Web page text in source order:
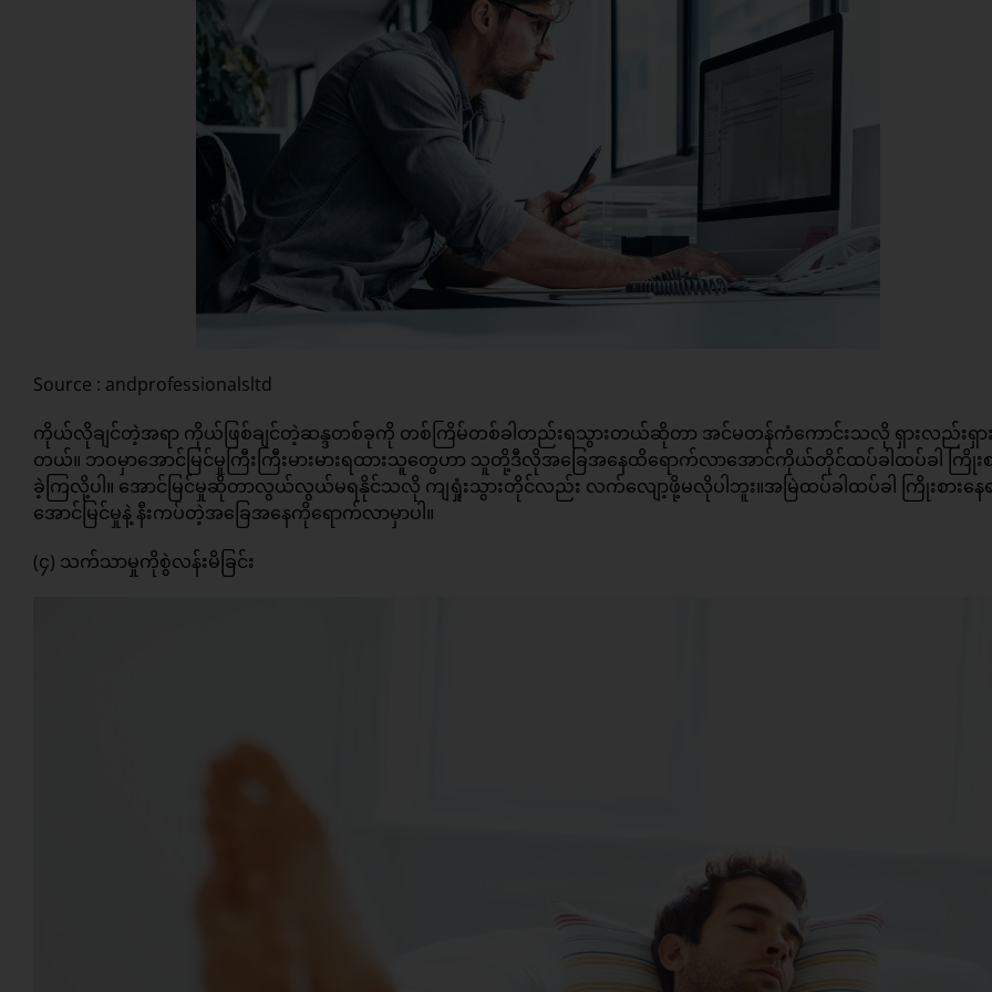
Source : andprofessionalsltd
ကိုယ်လိုချင်တဲ့အရာ ကိုယ်ဖြစ်ချင်တဲ့ဆန္ဒတစ်ခုကို တစ်ကြိမ်တစ်ခါတည်းရသွားတယ်ဆိုတာ အင်မတန်ကံကောင်းသလို ရှားလည်းရှား
တယ်။ ဘဝမှာအောင်မြင်မှုကြီးကြီးမားမားရထားသူတွေဟာ သူတို့ဒီလိုအခြေအနေထိရောက်လာအောင်ကိုယ်တိုင်ထပ်ခါထပ်ခါ ကြိုးစ
ခဲ့ကြလို့ပါ။ အောင်မြင်မှုဆိုတာလွယ်လွယ်မရနိုင်သလို ကျရှုံးသွားတိုင်လည်း လက်လျော့ဖို့မလိုပါဘူး။အမြဲထပ်ခါထပ်ခါ ကြိုးစားနေ
အောင်မြင်မှုနဲ့ နီးကပ်တဲ့အခြေအနေကိုရောက်လာမှာပါ။
(၄) သက်သာမှုကိုစွဲလန်းမိခြင်း